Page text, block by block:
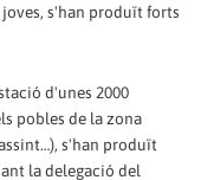
s'han produït forts
d'unes 2000
pobles de la zona
s'han produït
la delegació del